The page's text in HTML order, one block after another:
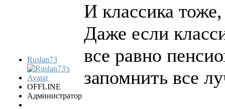
Ruslan73
OFFLINE
Администратор
И классика
Даже если
все равно
запомнить все